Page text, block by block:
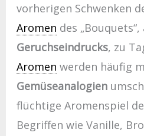
vorherigen Schwenken
Aromen des „Bouquets“,
Geruchseindrucks, zu
Aromen werden häufig
Gemüseanalogien
flüchtige Aromenspiel
Begriffen wie Vanille,